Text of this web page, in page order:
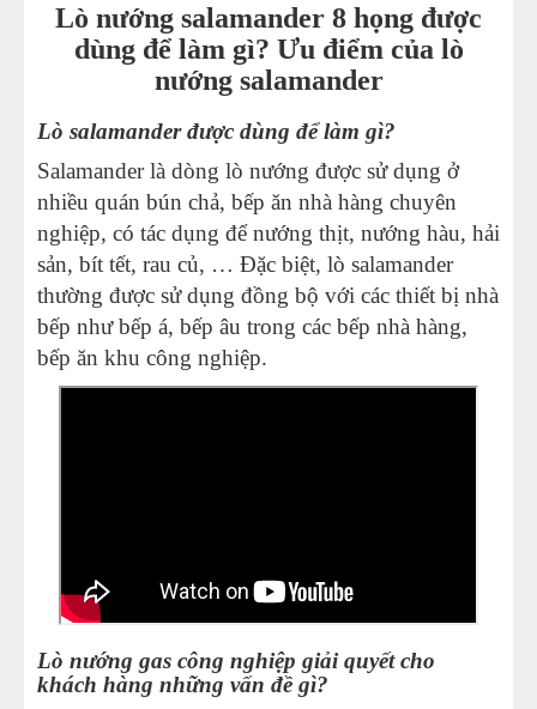
Lò nướng salamander 8 họng được
dùng để làm gì? Ưu điểm của lò
nướng salamander
Lò salamander được dùng để làm gì?
Salamander là dòng lò nướng được sử dụng ở
nhiều quán bún chả, bếp ăn nhà hàng chuyên
nghiệp, có tác dụng để nướng thịt, nướng hàu, hải
sản, bít tết, rau củ, … Đặc biệt, lò salamander
thường được sử dụng đồng bộ với các thiết bị nhà
bếp như bếp á, bếp âu trong các bếp nhà hàng,
bếp ăn khu công nghiệp.
Lò nướng gas công nghiệp giải quyết cho
khách hàng những vấn đề gì?